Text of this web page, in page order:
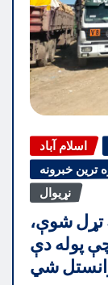
اسلام آباد
ترین خبرونه
نړیوال
تړل شوې،
پوله دې
شي